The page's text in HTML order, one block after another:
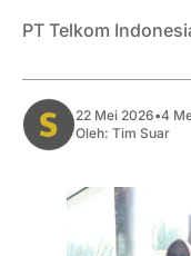
PT Telkom
22 Mei 2026•4
Oleh: Tim Suar